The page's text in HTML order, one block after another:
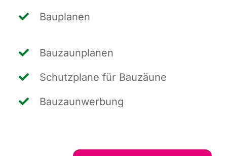
Bau­pla­nen
Bau­zaun­pla­nen
Schutz­pla­ne für Bauzäune
Bau­zaun­wer­bung